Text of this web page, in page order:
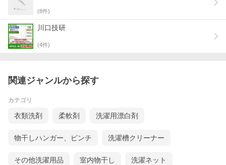
(8件)
川口技研
(4件)
関連ジャンルから探す
カテゴリ
衣類洗剤 柔軟剤 洗濯用漂白剤
物干しハンガー、ピンチ 洗濯槽クリーナー
その他洗濯用品 室内物干し 洗濯ネット